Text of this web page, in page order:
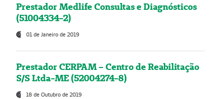
Prestador Medlife Consultas e Diagnósticos
(51004334-2)
01 de Janeiro de 2019
Prestador CERPAM – Centro de Reabilitação
S/S Ltda-ME (52004274-8)
18 de Outubro de 2019